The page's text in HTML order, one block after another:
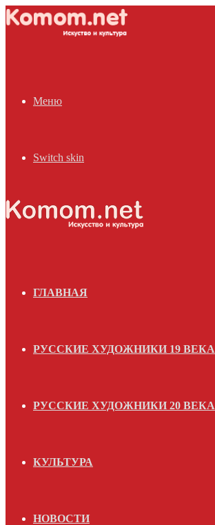
Меню
Switch skin
ГЛАВНАЯ
РУССКИЕ ХУДОЖНИКИ 19 ВЕКА
РУССКИЕ ХУДОЖНИКИ 20 ВЕКА
КУЛЬТУРА
НОВОСТИ